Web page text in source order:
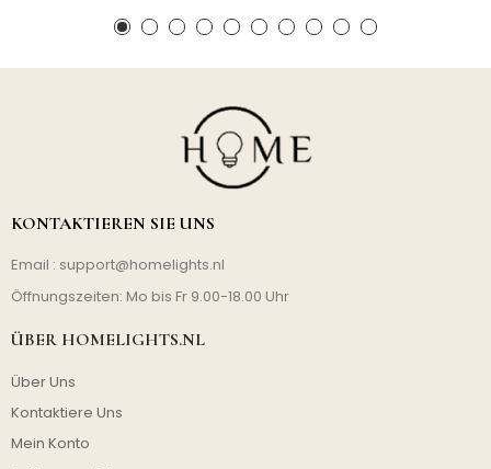
KONTAKTIEREN SIE UNS
Email : support@homelights.nl
Öffnungszeiten: Mo bis Fr 9.00-18.00 Uhr
ÜBER HOMELIGHTS.NL
Über Uns
Kontaktiere Uns
Mein Konto